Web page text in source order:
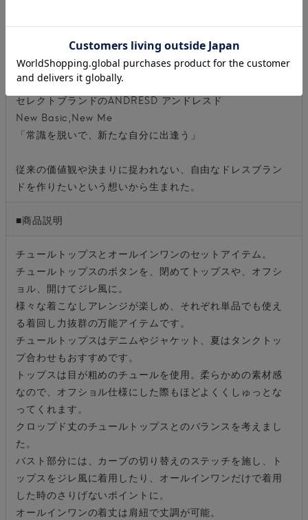
裏地：ポリエステル 100％
■ブランド説明
セレクトブランドのANDRESD アンドレスド
New Basic,New Me
「常識を脱いで、新たな自分に出逢う」
従来の価値観や決まりに捉われない、自由なドレスブラン
ドを作りたいという想いから生まれた。
■商品説明
チュールトップスとオールインワンのセットアイテム。
チュールトップスのボタンを、閉めてトップスや、オフシ
ョル、開けてジレ風に。
様々な着こなしアレンジが楽しめ、それぞれ単品でも使え
る着回し力抜群の万能アイテムです。
チュールトップスはデニムやジャケット、夏はタンクトッ
プ合わせもおすすめです。
トップスは目が粗めのチュールを使用。柔らかめの素材感
なので、オフショル仕様にした際もほどよくくしゅっとな
ってくれます。
クロップド丈のチュールトップスとのバランスを考えまし
た。
バスト部分には、カーブの切り替えのステッチを施し、ト
ップスをジレ風に着用したり、オールインワンだけで着用
した時のさりげないポイントに。
オールインワンの着丈は肩紐で丈調が可能。